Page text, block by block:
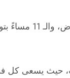
حيث يسعى كل